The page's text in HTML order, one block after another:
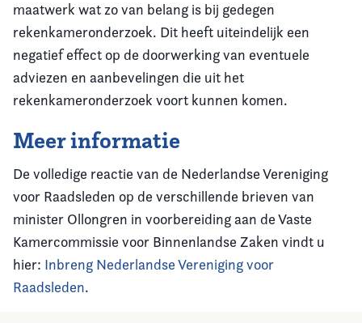
maatwerk wat zo van belang is bij gedegen
rekenkameronderzoek. Dit heeft uiteindelijk een
negatief effect op de doorwerking van eventuele
adviezen en aanbevelingen die uit het
rekenkameronderzoek voort kunnen komen.
Meer informatie
De volledige reactie van de Nederlandse Vereniging
voor Raadsleden op de verschillende brieven van
minister Ollongren in voorbereiding aan de Vaste
Kamercommissie voor Binnenlandse Zaken vindt u
hier: Inbreng Nederlandse Vereniging voor
Raadsleden.